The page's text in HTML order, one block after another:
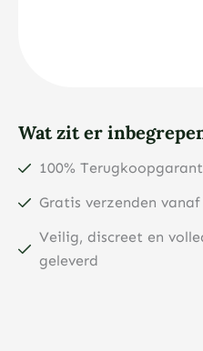
Wat zit er
100%
Gratis verzenden
Veilig, discreet en
geleverd